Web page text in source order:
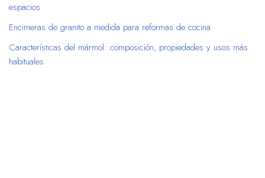
espacios
Encimeras de granito a medida para reformas de cocina
Características del mármol: composición, propiedades y usos más
habituales